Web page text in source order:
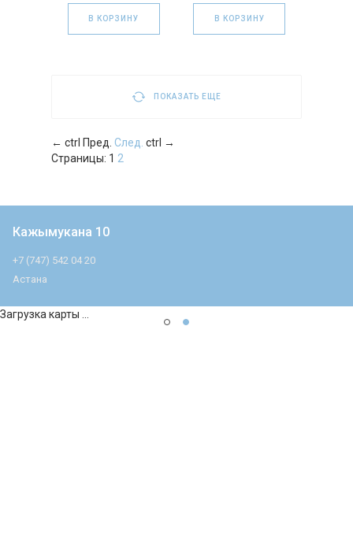
В КОРЗИНУ В КОРЗИНУ
ПОКАЗАТЬ ЕЩЕ
← ctrl Пред. След. ctrl →
Страницы: 1 2
Кажымукана 10
+7 (747) 542 04 20
Астана
Загрузка карты ...